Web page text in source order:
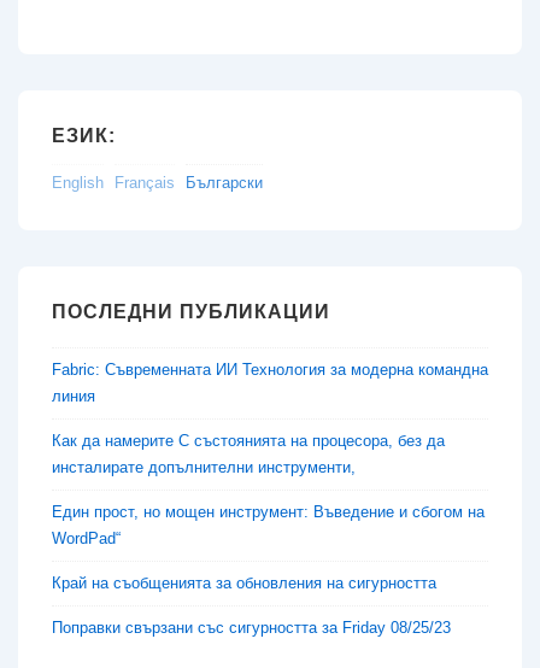
ЕЗИК:
English Français Български
ПОСЛЕДНИ ПУБЛИКАЦИИ
Fabric: Съвременната ИИ Технология за модерна командна
линия
Как да намерите C състоянията на процесора, без да
инсталирате допълнителни инструменти,
Един прост, но мощен инструмент: Въведение и сбогом на
WordPad“
Край на съобщенията за обновления на сигурността
Поправки свързани със сигурността за Friday 08/25/23